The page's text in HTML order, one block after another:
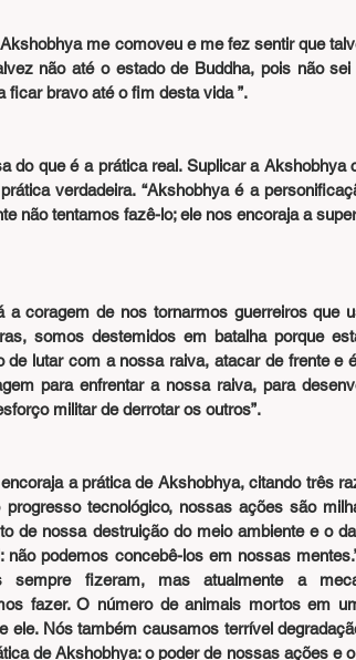
me comoveu e me fez sentir que
não até o estado de Buddha, pois não
bravo até o fim desta vida ”.
do que é a prática real. Suplicar a Akshobhya
verdadeira. “Akshobhya é a
não tentamos fazê-lo; ele nos encoraja a
coragem de nos tornarmos guerreiros que
somos destemidos em batalha porque
de lutar com a nossa raiva, atacar de frente e
para enfrentar a nossa raiva, para
militar de derrotar os outros”.
a prática de Akshobhya, citando três
tecnológico, nossas ações são
de nossa destruição do meio ambiente e o
podemos concebê-los em nossas
fizeram, mas atualmente a
fazer. O número de animais mortos em
ele. Nós também causamos terrível
de Akshobhya: o poder de nossas ações e